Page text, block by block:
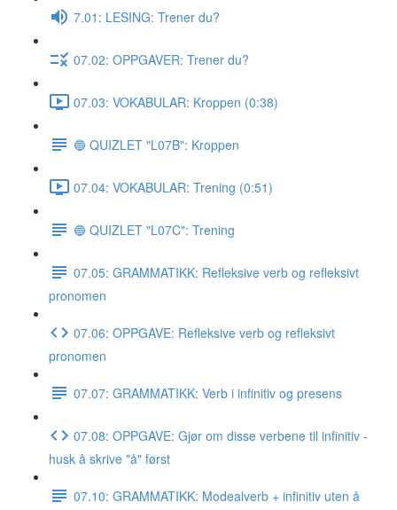
7.01: LESING: Trener du?
07.02: OPPGAVER: Trener du?
07.03: VOKABULAR: Kroppen (0:38)
🔵 QUIZLET "L07B": Kroppen
07.04: VOKABULAR: Trening (0:51)
🔵 QUIZLET "L07C": Trening
07.05: GRAMMATIKK: Refleksive verb og refleksivt
pronomen
07.06: OPPGAVE: Refleksive verb og refleksivt
pronomen
07.07: GRAMMATIKK: Verb i infinitiv og presens
07.08: OPPGAVE: Gjør om disse verbene til infinitiv -
husk å skrive "å" først
07.10: GRAMMATIKK: Modealverb + infinitiv uten å